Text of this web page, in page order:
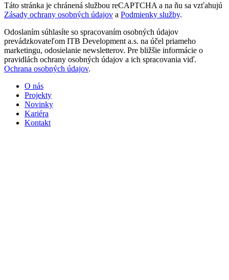
Táto stránka je chránená službou reCAPTCHA a na ňu sa vzťahujú
Zásady ochrany osobných údajov a Podmienky služby.
Odoslaním súhlasíte so spracovaním osobných údajov
prevádzkovateľom ITB Development a.s. na účel priameho
marketingu, odosielanie newsletterov. Pre bližšie informácie o
pravidlách ochrany osobných údajov a ich spracovania viď.
Ochrana osobných údajov.
O nás
Projekty
Novinky
Kariéra
Kontakt